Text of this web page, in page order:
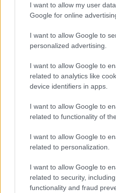
I want to allow my user
Google for online
I want to allow Google to
personalized advertising.
I want to allow Google to
related to analytics like
device identifiers in apps.
I want to allow Google to
related to functionality of
I want to allow Google to
related to personalization.
I want to allow Google to
related to security,
functionality and fraud
Ελλάδα|18.05.2026 22:50
Τροχαίο στη Ρόδο:
δρόμο, έκανε
44χρονος οδηγός - Οι
συγγενών του
Σε βάρος του
κακουργήματος για
την οποία επήλθε
ανθρωποκτονία εξ’